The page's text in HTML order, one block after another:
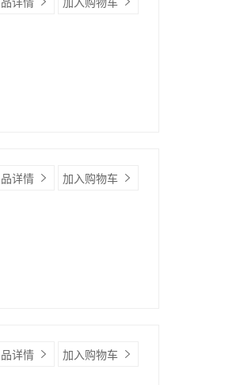
详情 加入购物车
详情 加入购物车